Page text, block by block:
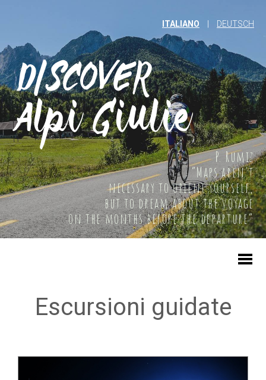
P. Rumiz
“Maps aren't
necessary to orient yourself,
but to dream about the voyage
on the months before the departure”
ITALIANO DEUTSCH
Escursioni guidate